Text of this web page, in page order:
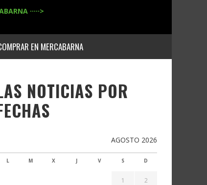
·····>
EN MERCABARNA
NOTICIAS POR
AGOSTO 2026
L M X J V S D
1 2